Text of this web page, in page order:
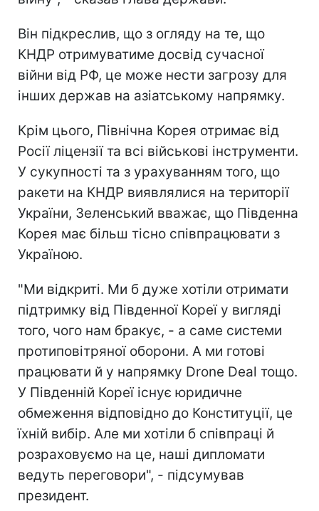
Він підкреслив, що з огляду на те, що
КНДР отримуватиме досвід сучасної
війни від РФ, це може нести загрозу для
інших держав на азіатському напрямку.
Крім цього, Північна Корея отримає від
Росії ліцензії та всі військові інструменти.
У сукупності та з урахуванням того, що
ракети на КНДР виявлялися на території
України, Зеленський вважає, що Південна
Корея має більш тісно співпрацювати з
Україною.
"Ми відкриті. Ми б дуже хотіли отримати
підтримку від Південної Кореї у вигляді
того, чого нам бракує, - а саме системи
протиповітряної оборони. А ми готові
працювати й у напрямку Drone Deal тощо.
У Південній Кореї існує юридичне
обмеження відповідно до Конституції, це
їхній вибір. Але ми хотіли б співпраці й
розраховуємо на це, наші дипломати
ведуть переговори", - підсумував
президент.